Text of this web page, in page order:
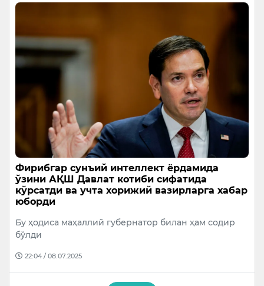
Фирибгар сунъий интеллект ёрдамида
ўзини АҚШ Давлат котиби сифатида
кўрсатди ва учта хорижий вазирларга хабар
юборди
Бу ҳодиса маҳаллий губернатор билан ҳам содир
бўлди
22:04 / 08.07.2025